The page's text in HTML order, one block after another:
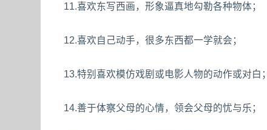
11.喜欢东写西画，形象逼真地勾勒各种物体；
12.喜欢自己动手，很多东西都一学就会；
13.特别喜欢模仿戏剧或电影人物的动作或对白；
14.善于体察父母的心情，领会父母的忧与乐；